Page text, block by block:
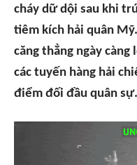
cháy dữ dội sau khi
tiêm kích hải quân
căng thẳng ngày
các tuyến hàng hải
điểm đối đầu quân sự.